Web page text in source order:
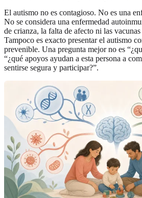
El autismo no es contagioso. No es una
No se considera una enfermedad
de crianza, la falta de afecto ni las
Tampoco es exacto presentar el autismo
prevenible. Una pregunta mejor no es
“¿qué apoyos ayudan a esta persona a
sentirse segura y participar?”.